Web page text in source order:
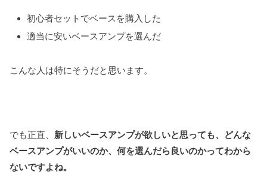
初心者セットでベースを購入した
適当に安いベースアンプを選んだ
こんな人は特にそうだと思います。
でも正直、 新しいベースアンプが欲しいと思っても、どんな
ベースアンプがいいのか、何を選んだら良いのかってわから
ないですよね。